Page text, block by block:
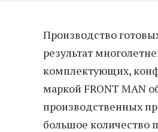
Производство
результат
комплектующих,
маркой FRONT MAN
производственных
большое количество